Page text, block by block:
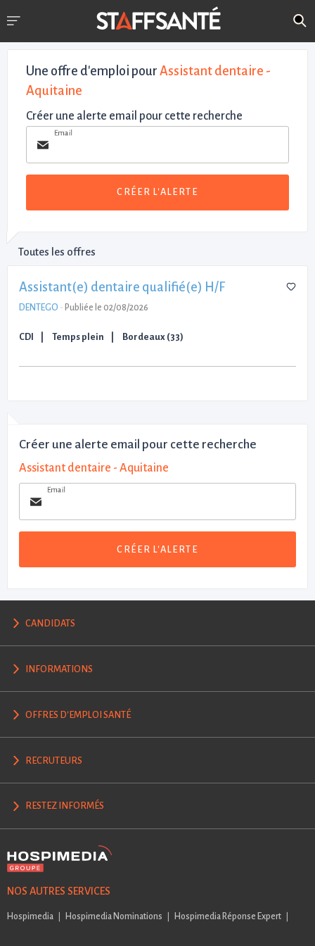
Une offre d'emploi pour Assistant dentaire -
Aquitaine
Créer une alerte email pour cette recherche
Email
CRÉER L'ALERTE
Toutes les offres
Assistant(e) dentaire qualifié(e) H/F
DENTEGO - Publiée le 02/08/2026
CDI Temps plein Bordeaux (33)
Créer une alerte email pour cette recherche
Assistant dentaire - Aquitaine
Email
CRÉER L'ALERTE
CANDIDATS
INFORMATIONS
OFFRES D'EMPLOI SANTÉ
RECRUTEURS
RESTEZ INFORMÉS
NOS AUTRES SERVICES
Hospimedia Hospimedia Nominations Hospimedia Réponse Expert